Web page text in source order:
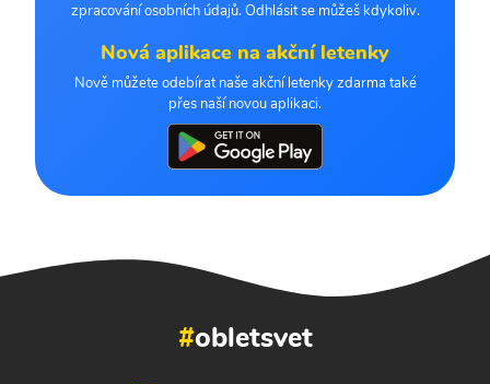
zpracování osobních údajů. Odhlásit se můžeš kdykoliv.
Nová aplikace na akční letenky
Nově můžete odebírat naše akční letenky zdarma také
přes naší novou aplikaci.
#obletsvet